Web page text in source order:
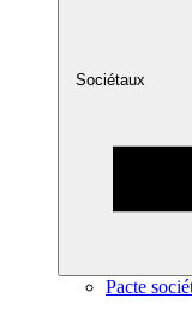
Sociétaux
Pacte